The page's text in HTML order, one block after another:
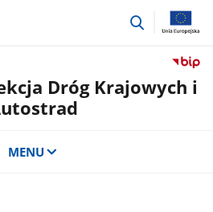
przejdź
Dróg Krajowych i
MENU